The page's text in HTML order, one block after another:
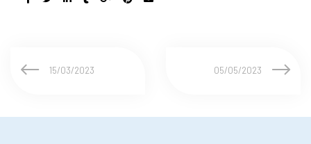
15/03/2023 05/05/2023